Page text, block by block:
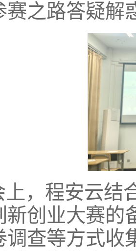
赛之路答疑解
上，程安云结
新创业大赛的
调查等方式收